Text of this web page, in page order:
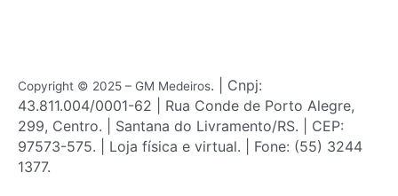
m
Copyright © 2025 – GM Medeiros. | Cnpj:
43.811.004/0001-62 | Rua Conde de Porto Alegre,
299, Centro. | Santana do Livramento/RS. | CEP:
97573-575. | Loja física e virtual. | Fone: (55) 3244
1377.